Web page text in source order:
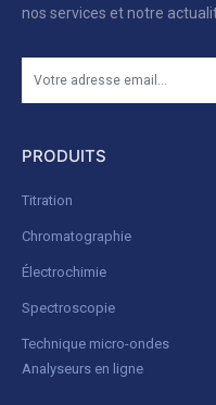
nos services et notre
PRODUITS
Titration
Chromatographie
Électrochimie
Spectroscopie
Technique micro-ondes
Analyseurs en ligne